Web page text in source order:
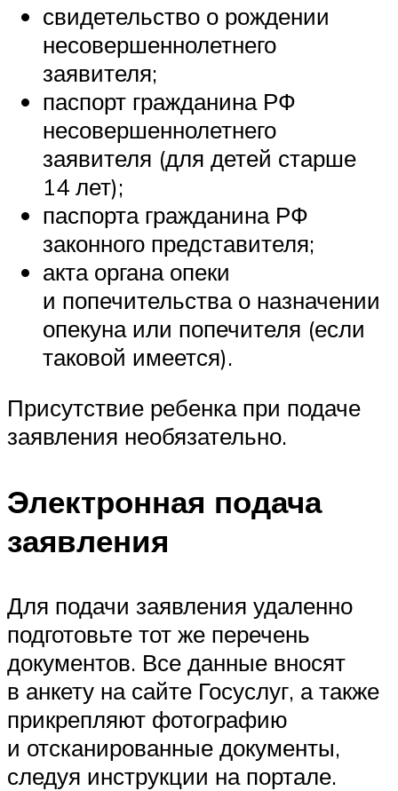
свидетельство о рождении
несовершеннолетнего
заявителя;
паспорт гражданина РФ
несовершеннолетнего
заявителя (для детей старше
14 лет);
паспорта гражданина РФ
законного представителя;
акта органа опеки
и попечительства о назначении
опекуна или попечителя (если
таковой имеется).
Присутствие ребенка при подаче
заявления необязательно.
Электронная подача
заявления
Для подачи заявления удаленно
подготовьте тот же перечень
документов. Все данные вносят
в анкету на сайте Госуслуг, а также
прикрепляют фотографию
и отсканированные документы,
следуя инструкции на портале.